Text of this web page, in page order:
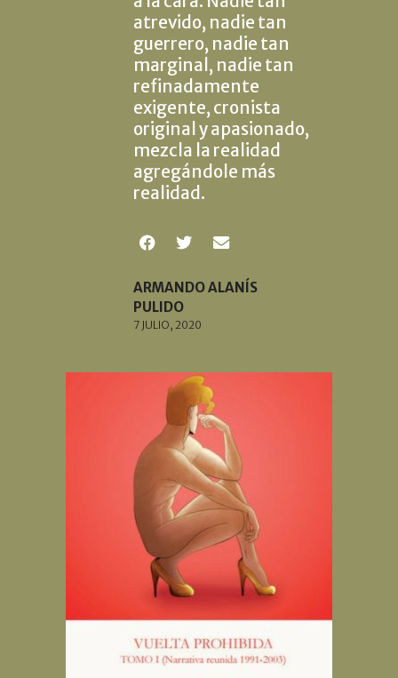
atrevido, nadie tan
guerrero, nadie tan
marginal, nadie tan
refinadamente
exigente, cronista
original y apasionado,
mezcla la realidad
agregándole más
realidad.
ARMANDO ALANÍS
PULIDO
7 JULIO, 2020